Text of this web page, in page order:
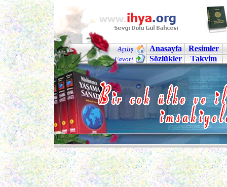
Açılış
Favori
Anasayfa
Resimler
Sözlükler
Takvim